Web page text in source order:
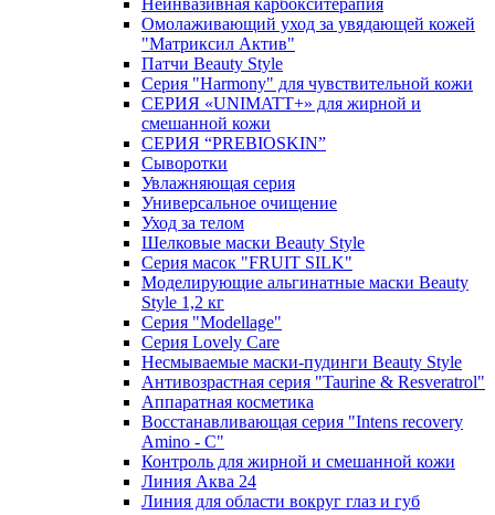
Неинвазивная карбокситерапия
Омолаживающий уход за увядающей кожей
"Матриксил Актив"
Патчи Beauty Style
Серия "Harmony" для чувствительной кожи
СЕРИЯ «UNIMATT+» для жирной и
смешанной кожи
СЕРИЯ “PREBIOSKIN”
Сыворотки
Увлажняющая серия
Универсальное очищение
Уход за телом
Шелковые маски Beauty Style
Серия масок "FRUIT SILK"
Моделирующие альгинатные маски Beauty
Style 1,2 кг
Серия "Modellage"
Cерия Lovely Care
Несмываемые маски-пудинги Beauty Style
Антивозрастная серия "Taurine & Resveratrol"
Аппаратная косметика
Восстанавливающая серия "Intens recovery
Amino - C"
Контроль для жирной и смешанной кожи
Линия Аква 24
Линия для области вокруг глаз и губ